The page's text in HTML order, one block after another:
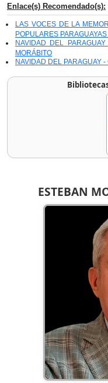
ESTEBAN
Enlace(s) Recomendado(s):
LAS VOCES DE LA
POPULARES
NAVIDAD DEL
MORÁBITO
NAVIDAD DEL PARAGUAY